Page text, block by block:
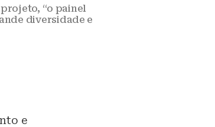
“o painel
diversidade e
e